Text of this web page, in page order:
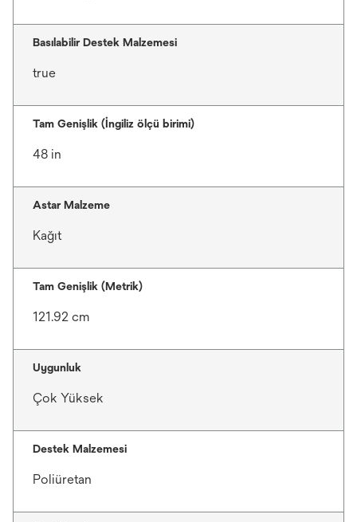
Basılabilir Destek Malzemesi
true
Tam Genişlik (İngiliz ölçü birimi)
48 in
Astar Malzeme
Kağıt
Tam Genişlik (Metrik)
121.92 cm
Uygunluk
Çok Yüksek
Destek Malzemesi
Poliüretan